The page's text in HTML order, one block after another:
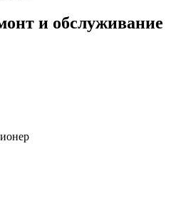
и обслуживание